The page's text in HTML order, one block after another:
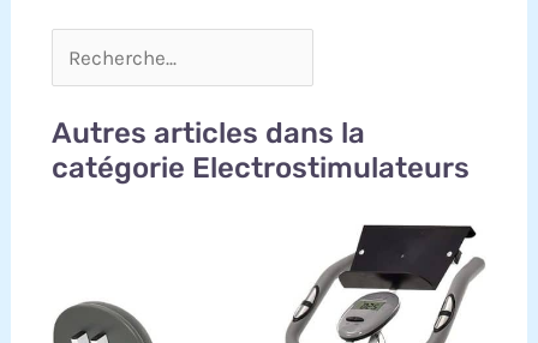
Autres articles dans la
catégorie Electrostimulateurs